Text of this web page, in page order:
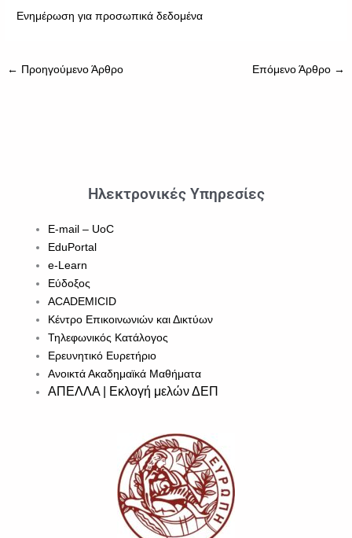
Ενημέρωση για προσωπικά δεδομένα
← Προηγούμενο Άρθρο Επόμενο Άρθρο →
Ηλεκτρονικές Υπηρεσίες
E-mail – UoC
EduPortal
e-Learn
Εύδοξος
ACADEMICID
Κέντρο Επικοινωνιών και Δικτύων
Τηλεφωνικός Κατάλογος
Ερευνητικό Ευρετήριο
Ανοικτά Ακαδημαϊκά Μαθήματα
ΑΠΕΛΛΑ | Εκλογή μελών ΔΕΠ